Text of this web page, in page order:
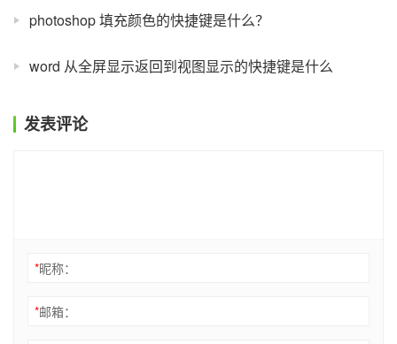
photoshop 填充颜色的快捷键是什么？
word 从全屏显示返回到视图显示的快捷键是什么
发表评论
*昵称：
*邮箱：